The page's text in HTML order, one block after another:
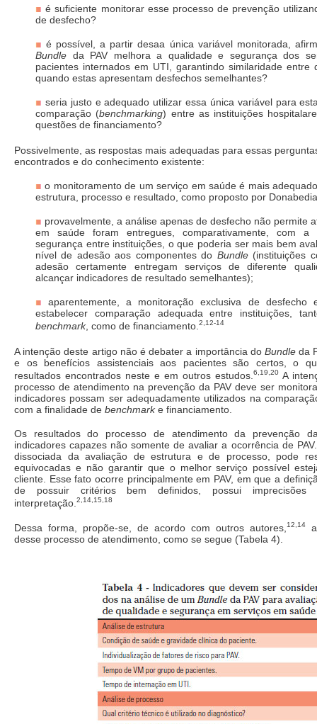
é suficiente monitorar esse processo de prevenção
de desfecho?
é possível, a partir desaa única variável monitorada,
Bundle da PAV melhora a qualidade e segurança dos
pacientes internados em UTI, garantindo similaridade entre
quando estas apresentam desfechos semelhantes?
seria justo e adequado utilizar essa única variável para
comparação (benchmarking) entre as instituições
questões de financiamento?
Possivelmente, as respostas mais adequadas para essas
encontrados e do conhecimento existente:
o monitoramento de um serviço em saúde é mais
estrutura, processo e resultado, como proposto por
provavelmente, a análise apenas de desfecho não permite
em saúde foram entregues, comparativamente, com a
segurança entre instituições, o que poderia ser mais bem
nível de adesão aos componentes do Bundle(instituições
adesão certamente entregam serviços de diferente
alcançar indicadores de resultado semelhantes);
aparentemente, a monitoração exclusiva de desfecho
estabelecer comparação adequada entre instituições,
benchmark, como de financiamento. 2,12-14
A intenção deste artigo não é debater a importância do Bundle da
e os benefícios assistenciais aos pacientes são certos, o
resultados encontrados neste e em outros estudos. 6,19,20 A
processo de atendimento na prevenção da PAV deve ser
indicadores possam ser adequadamente utilizados na
com a finalidade de benchmarke financiamento.
Os resultados do processo de atendimento da prevenção
indicadores capazes não somente de avaliar a ocorrência de
dissociada da avaliação de estrutura e de processo, pode
equivocadas e não garantir que o melhor serviço possível
cliente. Esse fato ocorre principalmente em PAV, em que a
de possuir critérios bem definidos, possui imprecisões
interpretação. 2,14,15,18
Dessa forma, propõe-se, de acordo com outros autores, 12,14
desse processo de atendimento, como se segue (Tabela 4).